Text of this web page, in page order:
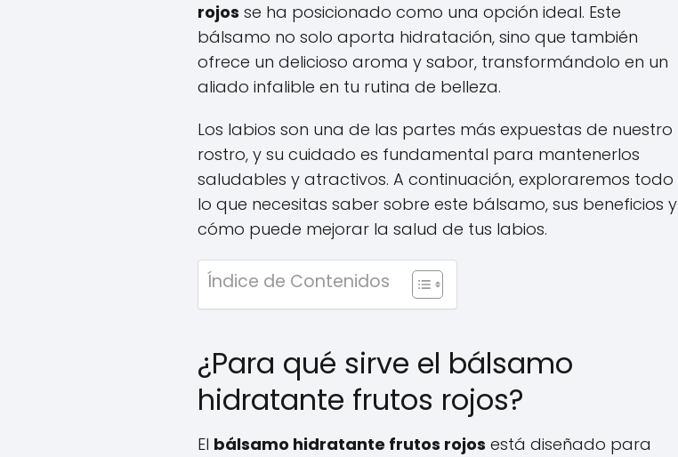
rojos se ha posicionado como una opción ideal. Este
bálsamo no solo aporta hidratación, sino que también
ofrece un delicioso aroma y sabor, transformándolo en un
aliado infalible en tu rutina de belleza.
Los labios son una de las partes más expuestas de nuestro
rostro, y su cuidado es fundamental para mantenerlos
saludables y atractivos. A continuación, exploraremos todo
lo que necesitas saber sobre este bálsamo, sus beneficios y
cómo puede mejorar la salud de tus labios.
Índice de Contenidos
¿Para qué sirve el bálsamo
hidratante frutos rojos?
El bálsamo hidratante frutos rojos está diseñado para